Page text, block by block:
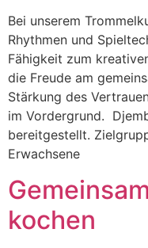
Bei unserem
Rhythmen und
Fähigkeit zum
die Freude am
Stärkung des
im Vordergrund.
bereitgestellt.
Erwachsene
kochen